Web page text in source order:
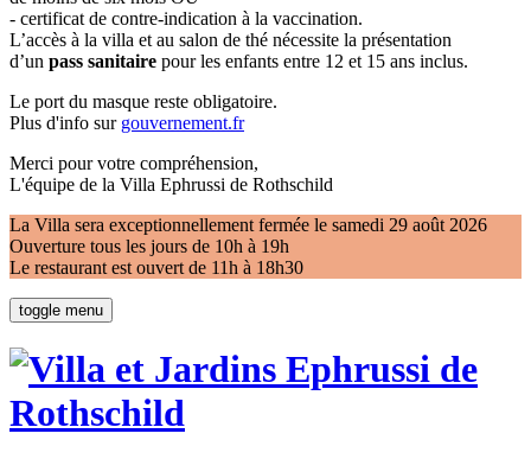
- certificat de contre-indication à la vaccination.
L’accès à la villa et au salon de thé nécessite la présentation
d’un pass sanitaire pour les enfants entre 12 et 15 ans inclus.
Le port du masque reste obligatoire.
Plus d'info sur gouvernement.fr
Merci pour votre compréhension,
L'équipe de la Villa Ephrussi de Rothschild
La Villa sera exceptionnellement fermée le samedi 29 août 2026
Ouverture tous les jours de 10h à 19h
Le restaurant est ouvert de 11h à 18h30
toggle menu